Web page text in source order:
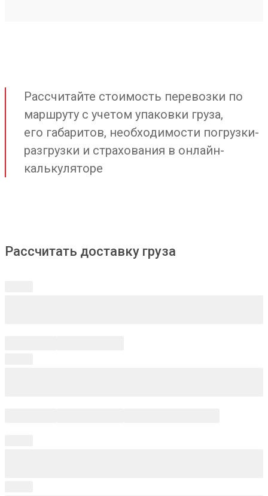
Рассчитайте стоимость перевозки по
маршруту с учетом упаковки груза,
его габаритов, необходимости погрузки-
разгрузки и страхования в онлайн-
калькуляторе
Рассчитать доставку груза